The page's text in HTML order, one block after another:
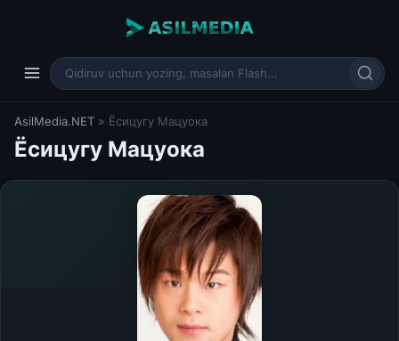
AsilMedia.NET » Ёсицугу Мацуока
Ёсицугу Мацуока